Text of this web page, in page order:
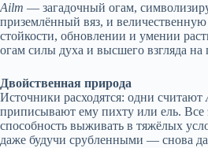
Ailm — загадочный огам,
приземлённый вяз, и
стойкости, обновлении и умении
огам силы духа и высшего взгляда на
Двойственная природа
Источники расходятся: одни считают
приписывают ему пихту или ель. Все
способность выживать в тяжёлых
даже будучи срубленными — снова